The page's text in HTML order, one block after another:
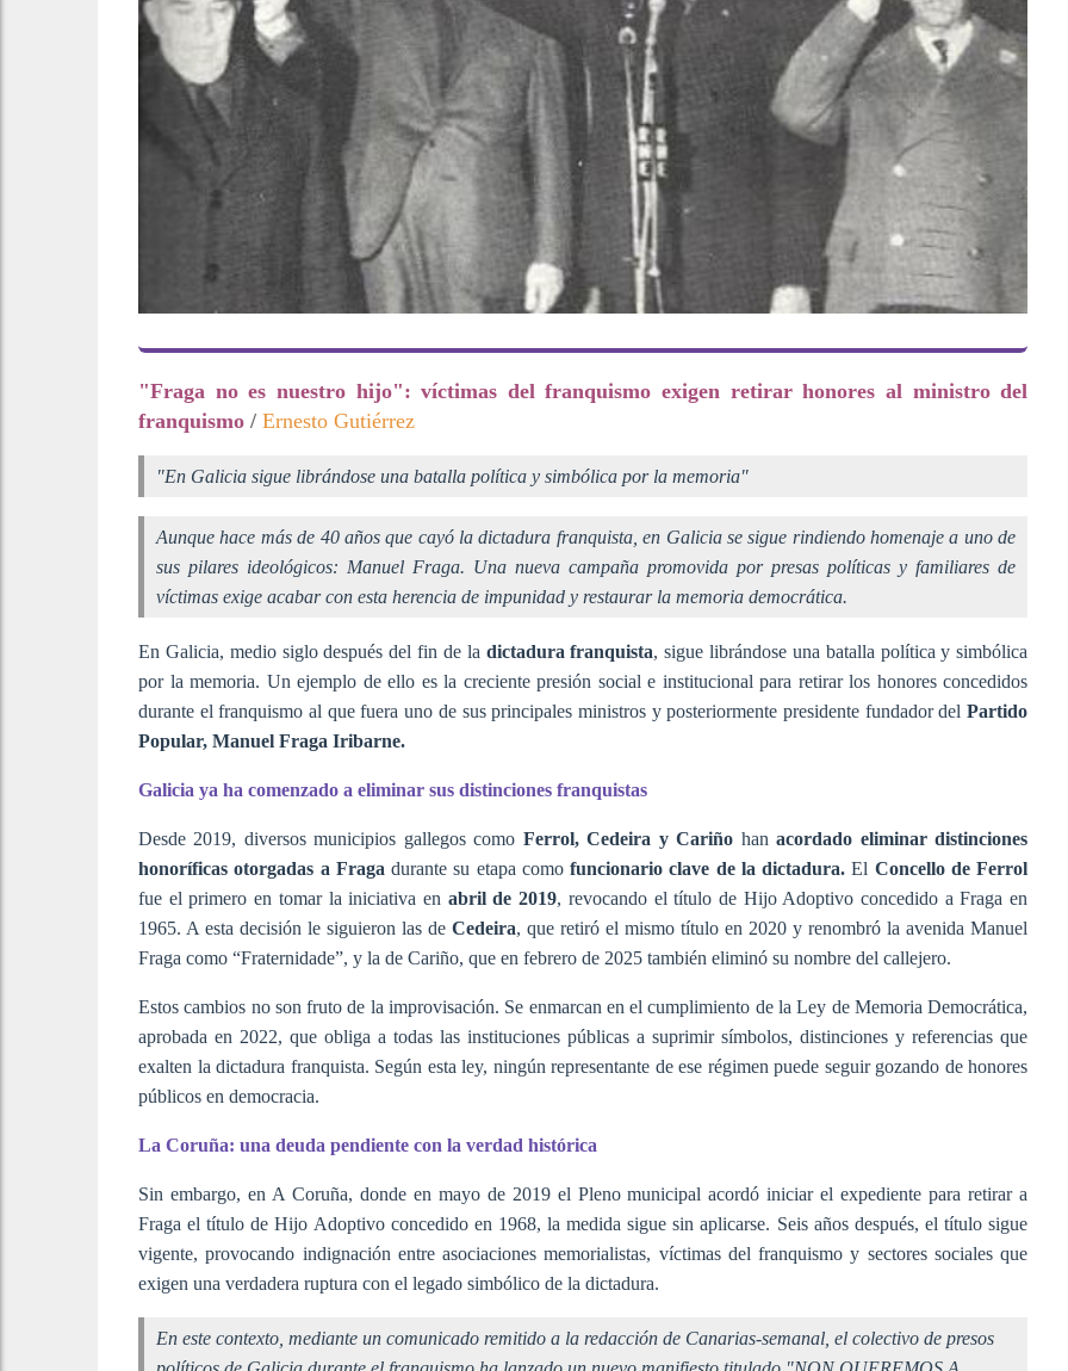
"Fraga no es nuestro hijo": víctimas del franquismo exigen retirar honores al ministro del
franquismo / Ernesto Gutiérrez
"En Galicia sigue librándose una batalla política y simbólica por la memoria"
Aunque hace más de 40 años que cayó la dictadura franquista, en Galicia se sigue rindiendo homenaje a uno de
sus pilares ideológicos: Manuel Fraga. Una nueva campaña promovida por presas políticas y familiares de
víctimas exige acabar con esta herencia de impunidad y restaurar la memoria democrática.
En Galicia, medio siglo después del fin de la dictadura franquista, sigue librándose una batalla política y simbólica
por la memoria. Un ejemplo de ello es la creciente presión social e institucional para retirar los honores concedidos
durante el franquismo al que fuera uno de sus principales ministros y posteriormente presidente fundador delPartido
Popular, Manuel Fraga Iribarne.
Galicia ya ha comenzado a eliminar sus distinciones franquistas
Desde 2019, diversos municipios gallegos como Ferrol, Cedeira y Cariño han acordado eliminar distinciones
honoríficas otorgadas a Fragadurante su etapa comofuncionario clave de la dictadura. El Concello de Ferrol
fue el primero en tomar la iniciativa en abril de 2019, revocando el título de Hijo Adoptivo concedido a Fraga en
1965. A esta decisión le siguieron las de Cedeira, que retiró el mismo título en 2020 y renombró la avenida Manuel
Fraga como “Fraternidade”, y la de Cariño, que en febrero de 2025 también eliminó su nombre del callejero.
Estos cambios no son fruto de la improvisación. Se enmarcan en el cumplimiento de la Ley de Memoria Democrática,
aprobada en 2022, que obliga a todas las instituciones públicas a suprimir símbolos, distinciones y referencias que
exalten la dictadura franquista. Según esta ley, ningún representante de ese régimen puede seguir gozando de honores
públicos en democracia.
La Coruña: una deuda pendiente con la verdad histórica
Sin embargo, en A Coruña, donde en mayo de 2019 el Pleno municipal acordó iniciar el expediente para retirar a
Fraga el título de Hijo Adoptivo concedido en 1968, la medida sigue sin aplicarse. Seis años después, el título sigue
vigente, provocando indignación entre asociaciones memorialistas, víctimas del franquismo y sectores sociales que
exigen una verdadera ruptura con el legado simbólico de la dictadura.
En este contexto, mediante un comunicado remitido a la redacción de Canarias-semanal, el colectivo de presos